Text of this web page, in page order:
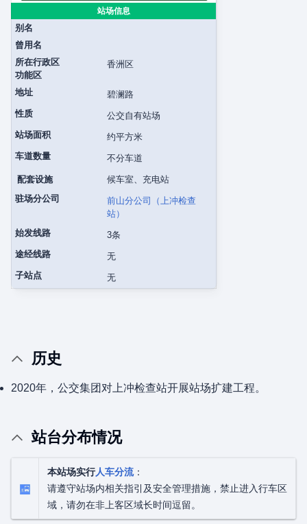
站场信息
别名
曾用名
所在行政区
功能区
香洲区
地址
碧澜路
性质
公交自有站场
站场面积
约平方米
车道数量
不分车道
配套设施
候车室、充电站
驻场分公司
前山分公司（上冲检查
站）
始发线路
3条
途经线路
无
子站点
无
历史
2020年，公交集团对上冲检查站开展站场扩建工程。
站台分布情况
本站场实行人车分流：
请遵守站场内相关指引及安全管理措施，禁止进入行车区
域，请勿在非上客区域长时间逗留。